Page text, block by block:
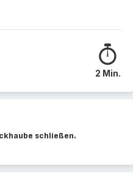
2 Min.
schließen.